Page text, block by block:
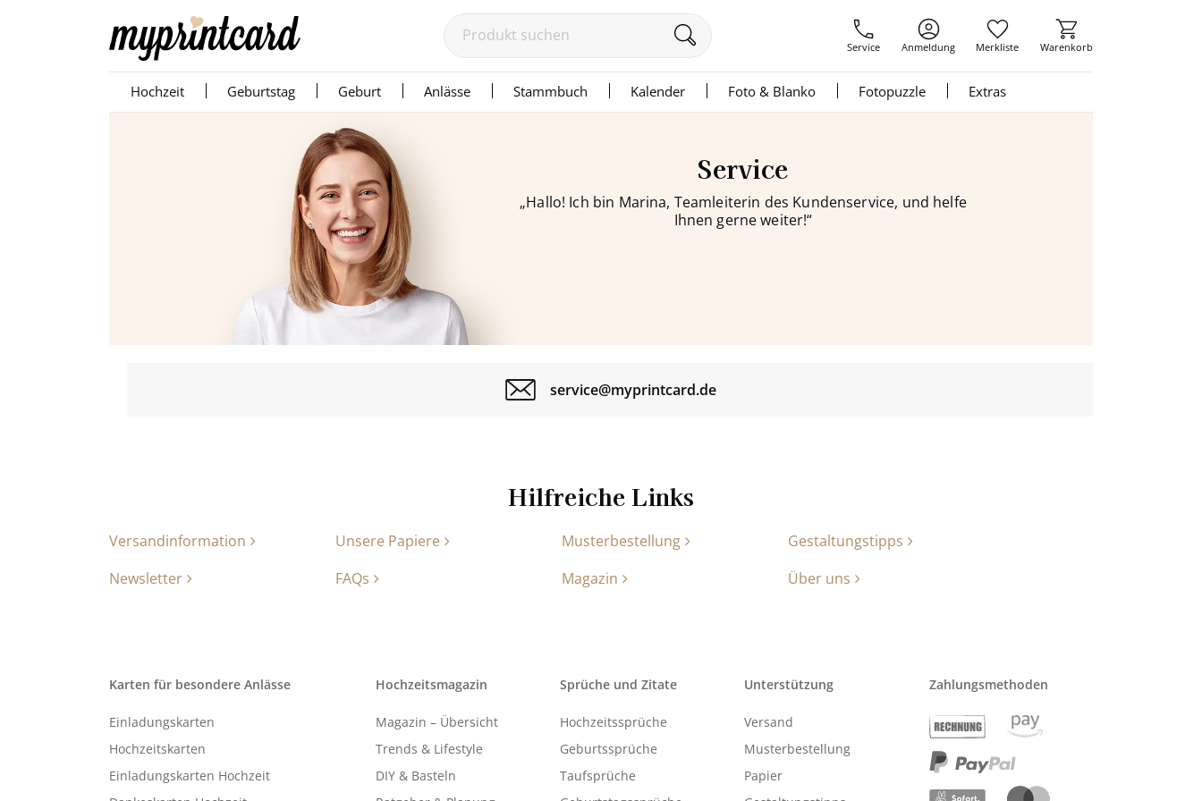
Service Anmeldung Merkliste Warenkorb
Hochzeit Geburtstag Geburt Anlässe Stammbuch Kalender Foto & Blanko Fotopuzzle Extras
Service
„Hallo! Ich bin Marina, Teamleiterin des Kundenservice, und helfe
Ihnen gerne weiter!“
service@myprintcard.de
Hilfreiche Links
Versandinformation Unsere Papiere Musterbestellung
Gestaltungstipps
Newsletter
FAQs Magazin Über uns
Karten für besondere Anlässe
Einladungskarten
Hochzeitskarten
Einladungskarten Hochzeit
Hochzeitsmagazin
Magazin – Übersicht
Trends & Lifestyle
DIY & Basteln
Sprüche und Zitate
Hochzeitssprüche
Geburtssprüche
Taufsprüche
Unterstützung
Versand
Musterbestellung
Papier
Zahlungsmethoden